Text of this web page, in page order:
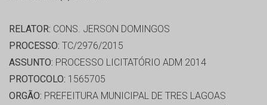
RELATOR: CONS. JERSON DOMINGOS
PROCESSO: TC/2976/2015
ASSUNTO: PROCESSO LICITATÓRIO ADM 2014
PROTOCOLO: 1565705
ORGÃO: PREFEITURA MUNICIPAL DE TRES LAGOAS